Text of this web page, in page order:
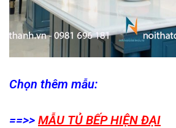
Chọn thêm mẫu:
==>> MẪU TỦ BẾP HIỆN ĐẠI